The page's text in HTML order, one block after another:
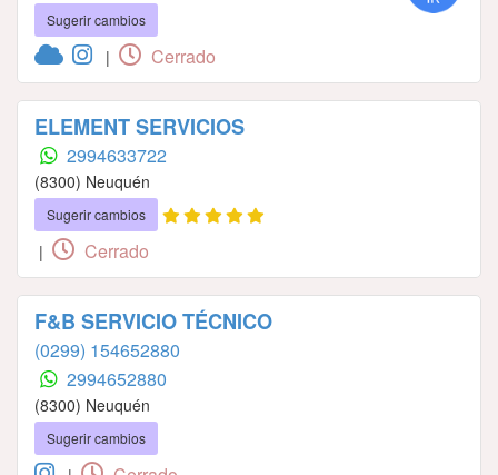
Sugerir cambios
| Cerrado
ELEMENT SERVICIOS
2994633722
(8300) Neuquén
Sugerir cambios
| Cerrado
F&B SERVICIO TÉCNICO
(0299) 154652880
2994652880
(8300) Neuquén
Sugerir cambios